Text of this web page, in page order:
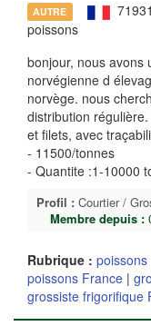
AUTRE
poissons
bonjour, nous avons
norvégienne d
norvège. nous
distribution
et filets, avec
- 11500/tonnes
- Quantite :1-10000
Profil : Courtier /
Membre depuis :
Rubrique : poissons
poissons France |
grossiste frigorifique